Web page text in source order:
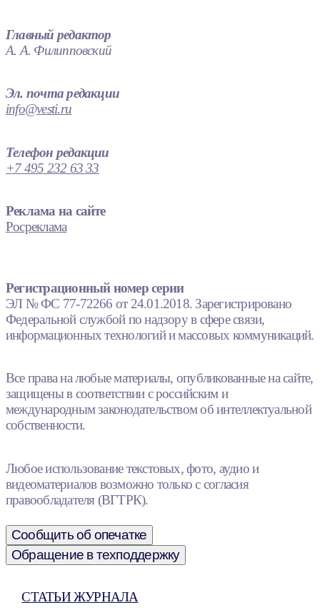
Главный редактор
А. А. Филипповский
Эл. почта редакции
info@vesti.ru
Телефон редакции
+7 495 232 63 33
Реклама на сайте
Росреклама
Регистрационный номер серии
ЭЛ № ФС 77-72266 от 24.01.2018. Зарегистрировано
Федеральной службой по надзору в сфере связи,
информационных технологий и массовых коммуникаций.
Все права на любые материалы, опубликованные на сайте,
защищены в соответствии с российским и
международным законодательством об интеллектуальной
собственности.
Любое использование текстовых, фото, аудио и
видеоматериалов возможно только с согласия
правообладателя (ВГТРК).
Сообщить об опечатке
Обращение в техподдержку
СТАТЬИ ЖУРНАЛА